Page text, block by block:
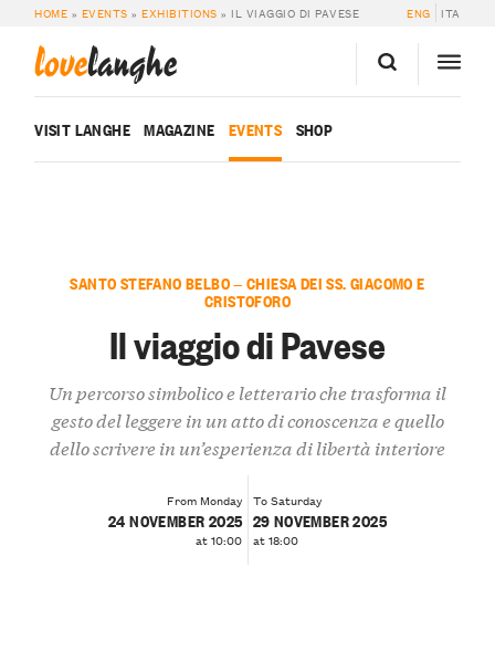
HOME » EVENTS »EXHIBITIONS » IL VIAGGIO DI PAVESE ENG ITA
lovelanghe
VISIT LANGHE MAGAZINE EVENTS SHOP
SANTO STEFANO BELBO — CHIESA DEI SS. GIACOMO E
CRISTOFORO
Il viaggio di Pavese
Un percorso simbolico e letterario che trasforma il
gesto del leggere in un atto di conoscenza e quello
dello scrivere in un’esperienza di libertà interiore
From Monday
24 NOVEMBER 2025
at 10:00
To Saturday
29 NOVEMBER 2025
at 18:00